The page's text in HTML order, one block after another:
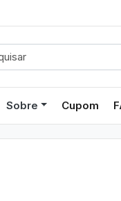
Sobre Cupom